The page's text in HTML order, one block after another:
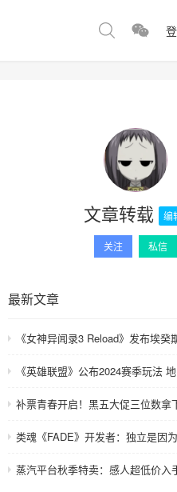
文章转载 编
关注 私信
最新文章
《英雄联盟》公布2024赛季玩法
类魂《FADE》开发者：独立是因
蒸汽平台秋季特卖：感人超低价入